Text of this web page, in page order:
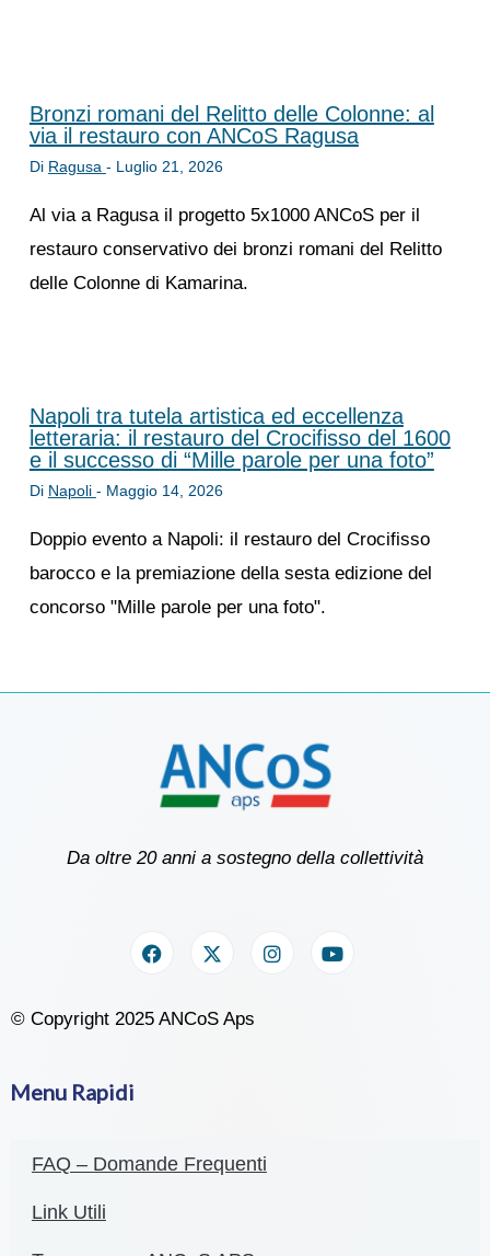
Bronzi romani del Relitto delle Colonne: al
via il restauro con ANCoS Ragusa
Di Ragusa - Luglio 21, 2026
Al via a Ragusa il progetto 5x1000 ANCoS per il
restauro conservativo dei bronzi romani del Relitto
delle Colonne di Kamarina.
Napoli tra tutela artistica ed eccellenza
letteraria: il restauro del Crocifisso del 1600
e il successo di “Mille parole per una foto”
Di Napoli - Maggio 14, 2026
Doppio evento a Napoli: il restauro del Crocifisso
barocco e la premiazione della sesta edizione del
concorso "Mille parole per una foto".
Da oltre 20 anni a sostegno della collettività
© Copyright 2025 ANCoS Aps
Menu Rapidi
FAQ – Domande Frequenti
Link Utili